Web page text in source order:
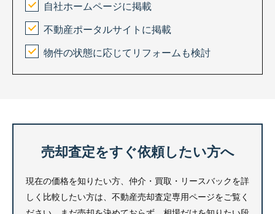
自社ホームページに掲載
不動産ポータルサイトに掲載
物件の状態に応じてリフォームも検討
売却査定をすぐ依頼したい方へ
現在の価格を知りたい方、仲介・買取・リースバックを詳
しく比較したい方は、不動産売却査定専用ページをご覧く